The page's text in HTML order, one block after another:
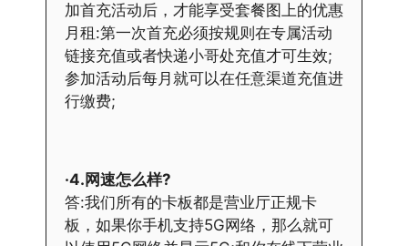
加首充活动后，才能享受套餐图上的优惠
月租:第一次首充必须按规则在专属活动
链接充值或者快递小哥处充值才可生效;
参加活动后每月就可以在任意渠道充值进
行缴费;
·4.网速怎么样?
答:我们所有的卡板都是营业厅正规卡
板，如果你手机支持5G网络，那么就可